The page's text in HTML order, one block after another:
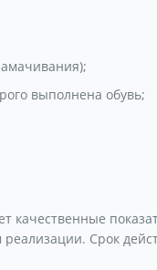
выполнена обувь;
качественные
Срок